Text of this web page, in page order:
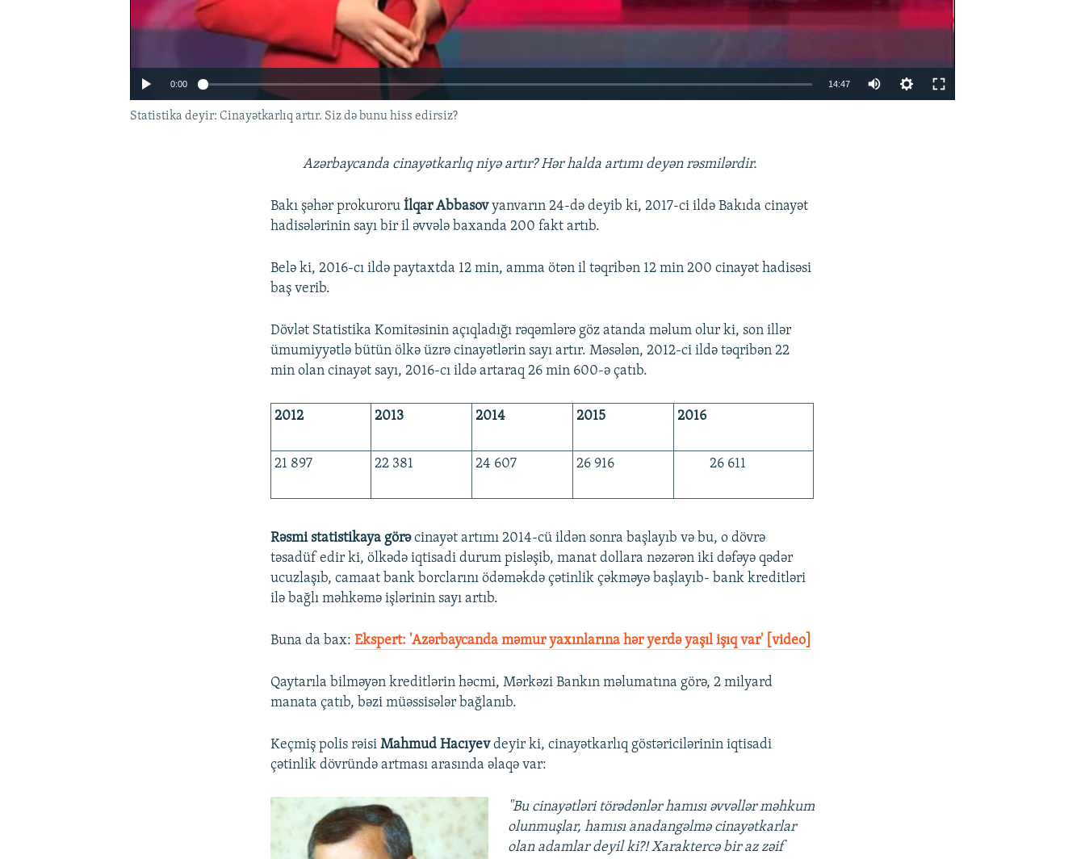
0:00 14:47
Statistika deyir: Cinayətkarlıq artır. Siz də bunu hiss edirsiz?
Azərbaycanda cinayətkarlıq niyə artır? Hər halda artımı deyən rəsmilərdir.
Bakı şəhər prokuroruİlqar Abbasovyanvarın 24-də deyib ki, 2017-ci ildə Bakıda cinayət
hadisələrinin sayı bir il əvvələ baxanda 200 fakt artıb.
Belə ki, 2016-cı ildə paytaxtda 12 min, amma ötən il təqribən 12 min 200 cinayət hadisəsi
baş verib.
Dövlət Statistika Komitəsinin açıqladığı rəqəmlərə göz atanda məlum olur ki, son illər
ümumiyyətlə bütün ölkə üzrə cinayətlərin sayı artır. Məsələn, 2012-ci ildə təqribən 22
min olan cinayət sayı, 2016-cı ildə artaraq 26 min 600-ə çatıb.
2012 2013 2014 2015 2016
21 897 22 381 24 607 26 916 26 611
Rəsmi statistikaya görəcinayət artımı 2014-cü ildən sonra başlayıb və bu, o dövrə
təsadüf edir ki, ölkədə iqtisadi durum pisləşib, manat dollara nəzərən iki dəfəyə qədər
ucuzlaşıb, camaat bank borclarını ödəməkdə çətinlik çəkməyə başlayıb- bank kreditləri
ilə bağlı məhkəmə işlərinin sayı artıb.
Buna da bax:Ekspert: 'Azərbaycanda məmur yaxınlarına hər yerdə yaşıl işıq var' [video]
Qaytarıla bilməyən kreditlərin həcmi, Mərkəzi Bankın məlumatına görə, 2 milyard
manata çatıb, bəzi müəssisələr bağlanıb.
Keçmiş polis rəisiMahmud Hacıyevdeyir ki, cinayətkarlıq göstəricilərinin iqtisadi
çətinlik dövründə artması arasında əlaqə var:
"Bu cinayətləri törədənlər hamısı əvvəllər məhkum
olunmuşlar, hamısı anadangəlmə cinayətkarlar
olan adamlar deyil ki?! Xaraktercə bir az zəif